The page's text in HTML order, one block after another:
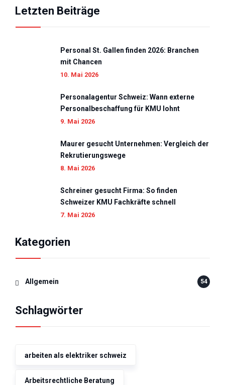
Letzten Beiträge
Personal St. Gallen finden 2026: Branchen
mit Chancen
10. Mai 2026
Personalagentur Schweiz: Wann externe
Personalbeschaffung für KMU lohnt
9. Mai 2026
Maurer gesucht Unternehmen: Vergleich der
Rekrutierungswege
8. Mai 2026
Schreiner gesucht Firma: So finden
Schweizer KMU Fachkräfte schnell
7. Mai 2026
Kategorien
Allgemein 54
Schlagwörter
arbeiten als elektriker schweiz
Arbeitsrechtliche Beratung